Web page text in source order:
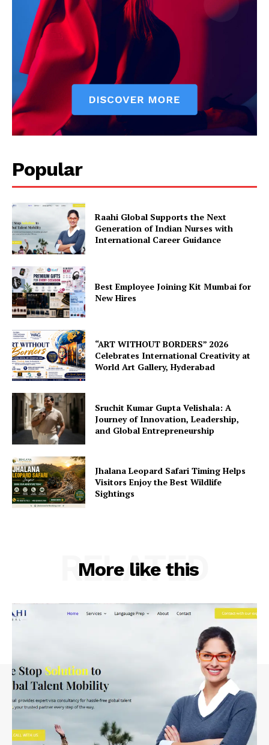
Popular
Raahi Global Supports the Next
Generation of Indian Nurses with
International Career Guidance
Best Employee Joining Kit Mumbai for
New Hires
“ART WITHOUT BORDERS” 2026
Celebrates International Creativity at
World Art Gallery, Hyderabad
Sruchit Kumar Gupta Velishala: A
Journey of Innovation, Leadership,
and Global Entrepreneurship
Jhalana Leopard Safari Timing Helps
Visitors Enjoy the Best Wildlife
Sightings
More like this
RELATED